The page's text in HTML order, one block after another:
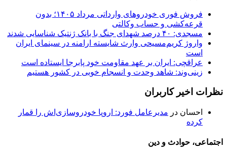
فروش فوری خودروهای وارداتی مرداد ۱۴۰۵؛ بدون
قرعه‌کشی و حساب وکالتی
مسجدی: ۴۰ درصد شهدای جنگ با بانک ژنتیک شناسایی شدند
واروژ کریم‌مسیحی وارث شایسته ارامنه در سینمای ایران
است
عراقچی: ایران بر عهد مقاومت خود پابرجا ایستاده است
زینی‌وند: شاهد وحدت و انسجام خوبی در کشور هستیم
نظرات اخیر کاربران
احسان در مدیرعامل فورد: اروپا خودروسازی‌اش را قمار
کرده
اجتماعی، حوادث و دین